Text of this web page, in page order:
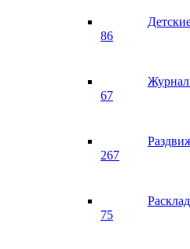
86
67
267
75